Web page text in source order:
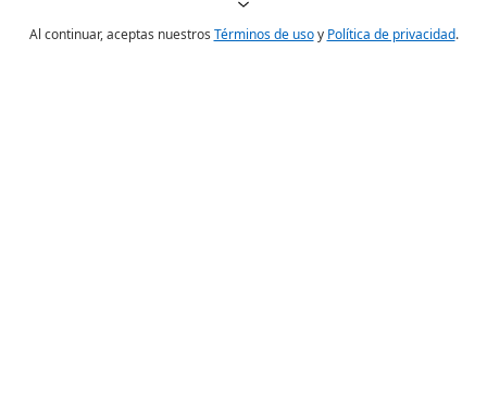
Al continuar, aceptas nuestros Términos de usoy Política de privacidad.